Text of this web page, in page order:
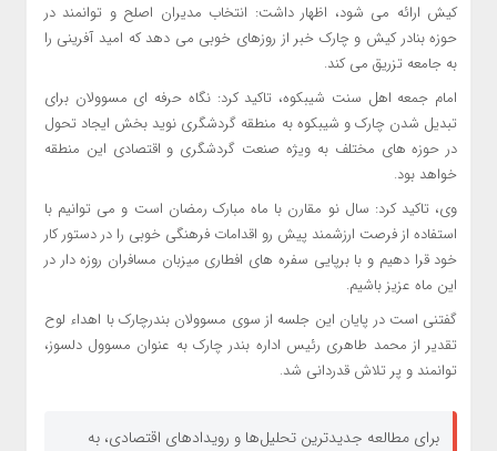
کیش ارائه می شود، اظهار داشت: انتخاب مدیران اصلح و توانمند در
حوزه بنادر کیش و چارک خبر از روزهای خوبی می دهد که امید آفرینی را
به جامعه تزریق می کند.
امام جمعه اهل سنت شیبکوه، تاکید کرد: نگاه حرفه ای مسوولان برای
تبدیل شدن چارک و شیبکوه به منطقه گردشگری نوید بخش ایجاد تحول
در حوزه های مختلف به ویژه صنعت گردشگری و اقتصادی این منطقه
خواهد بود.
وی، تاکید کرد: سال نو مقارن با ماه مبارک رمضان است و می توانیم با
استفاده از فرصت ارزشمند پیش رو اقدامات فرهنگی خوبی را در دستور کار
خود قرا دهیم و با برپایی سفره های افطاری میزبان مسافران روزه دار در
این ماه عزیز باشیم.
گفتنی است در پایان این جلسه از سوی مسوولان بندرچارک با اهداء لوح
تقدیر از محمد طاهری رئیس اداره بندر چارک به عنوان مسوول دلسوز،
توانمند و پر تلاش قدردانی شد.
برای مطالعه جدیدترین تحلیل‌ها و رویدادهای اقتصادی، به